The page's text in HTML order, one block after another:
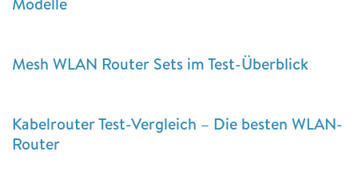
Mesh WLAN Router Sets im Test-Überblick
Kabelrouter Test-Vergleich – Die besten WLAN-
Router